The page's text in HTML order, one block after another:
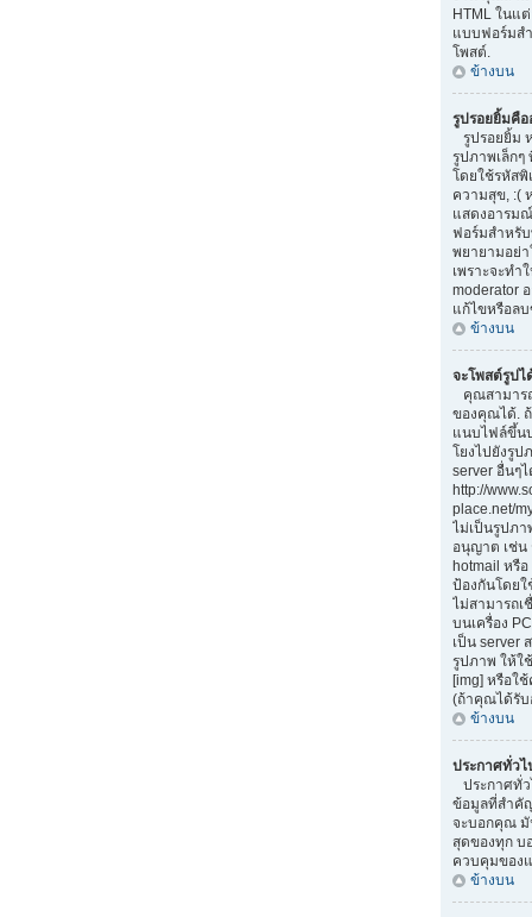
HTML ในแ
แบบฟอร์มส
โพสต์.
ข้างบน
รูปรอยยิ้มคือ
รูปรอยยิ้ม
รูปภาพเล็ก
โดยใช้รหัสพิ
ความสุข, :(
แสดงอารม
ฟอร์มสำหรั
พยายามอย่า
เพราะจะทำ
moderator
แก้ไขหรือล
ข้างบน
จะโพสต์รูปไ
คุณสามาร
ของคุณได้.
แนบไฟล์ขึ้น
โยงไปยังรูป
server อื่นๆ
http://
place.net/
ไม่เป็นรูปภา
อนุญาต เช่น
hotmail หรือ
ป้องกันโดย
ไม่สามารถเ
บนเครื่อง
เป็น server
รูปภาพ ให้ใ
[img] หรือใ
(ถ้าคุณได้รั
ข้างบน
ประกาศทั่วไ
ประกาศทั่
ข้อมูลที่สำคั
จะบอกคุณ มั
สุดของทุก บ
ควบคุมของ
ข้างบน